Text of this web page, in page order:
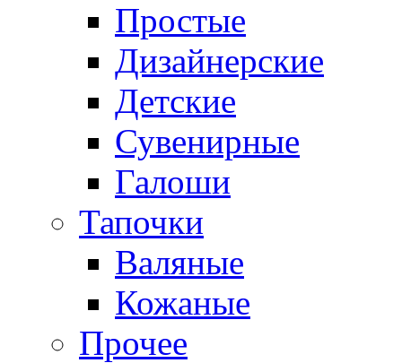
Простые
Дизайнерские
Детские
Сувенирные
Галоши
Тапочки
Валяные
Кожаные
Прочее